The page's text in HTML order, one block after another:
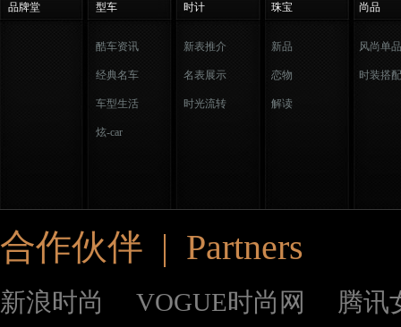
品牌堂 型车 时计 珠宝 尚品
酷车资讯
经典名车
车型生活
炫-car
新表推介
名表展示
时光流转
新品
恋物
解读
风尚单品
时装搭配
合作伙伴 | Partners
新浪时尚 VOGUE时尚网
腾讯